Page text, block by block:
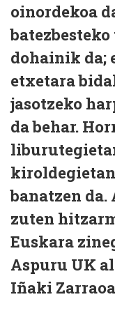
oinordekoa
dohainik da;
etxetara
jasotzeko
da behar.
banatzen
zuten
Euskara
Aspuru UK
Iñaki